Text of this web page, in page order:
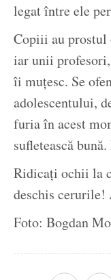
legat între ele
Copiii au prostul
iar unii
îi muțesc. Se
adolescentului,
furia în acest
sufletească
Ridicați ochii la
deschis cerurile!
Foto: Bogdan